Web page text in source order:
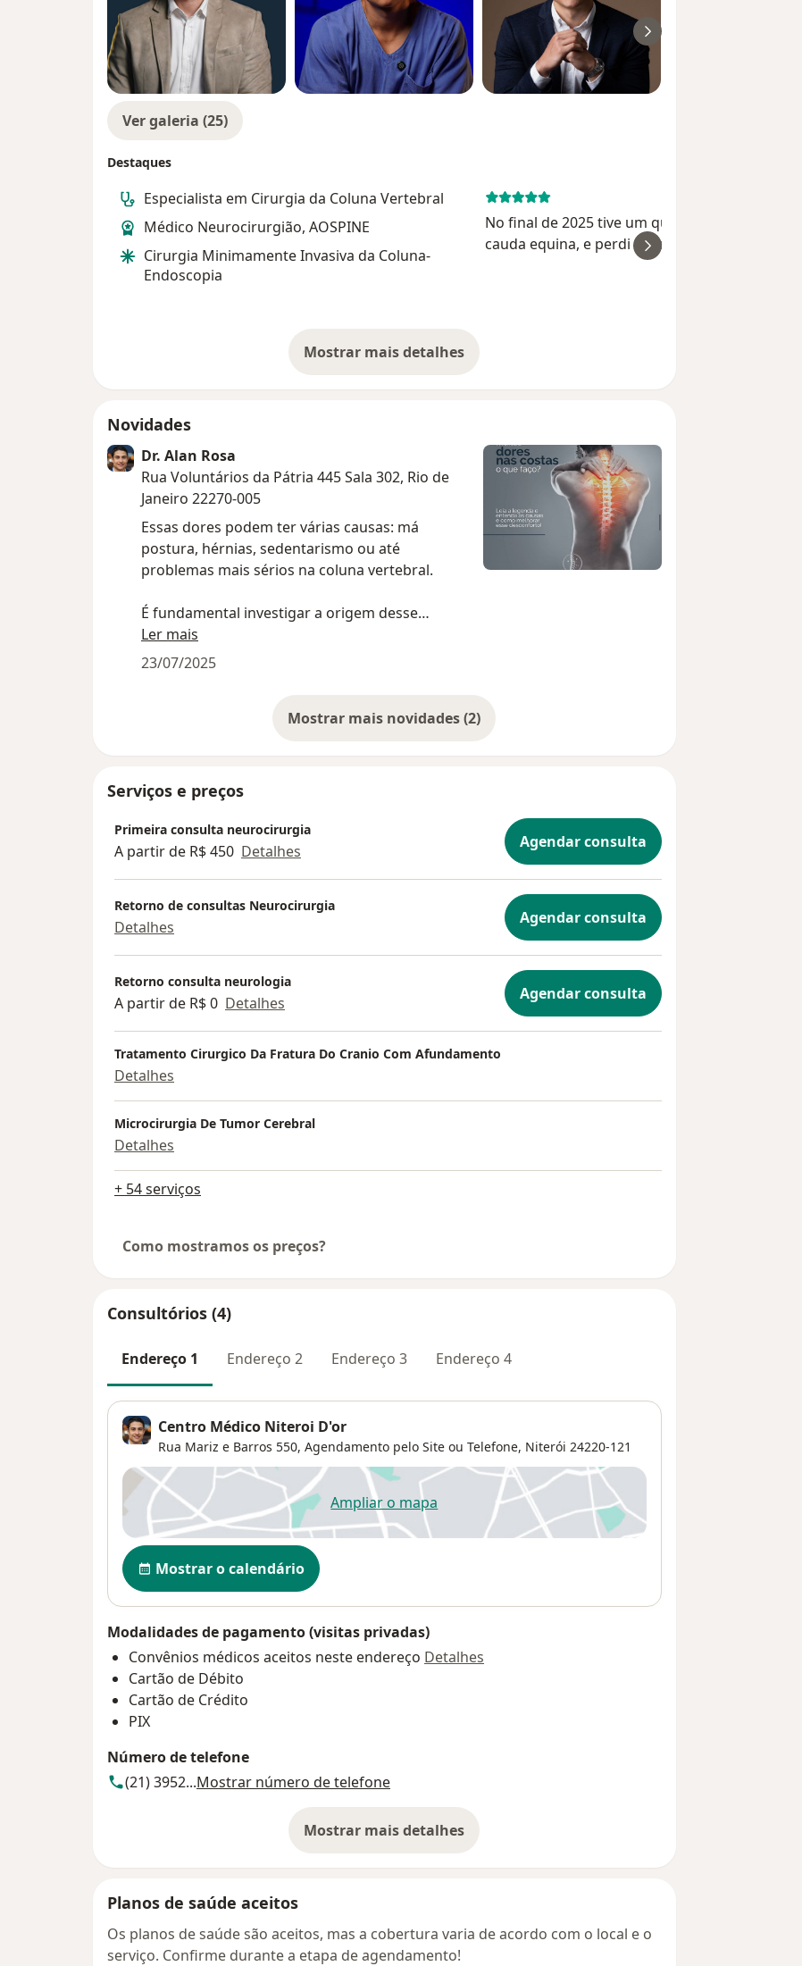
Ver galeria (25)
Destaques
Especialista em Cirurgia da Coluna Vertebral
Médico Neurocirurgião, AOSPINE
Cirurgia Minimamente Invasiva da Coluna-
Endoscopia
No final de 2025 tive um quadro de síndrome da
cauda equina, e perdi a força nas pernas, a
capacidade de andar, e tive um quadro de dor
Mostrar mais detalhes
sobre a experiência
Novidades
Dr. Alan Rosa
Rua Voluntários da Pátria 445 Sala 302, Rio de
Janeiro 22270-005
Essas dores podem ter várias causas: má
postura, hérnias, sedentarismo ou até
problemas mais sérios na coluna vertebral.
É fundamental investigar a origem desse
incômodo para evitar que ele evolua!
tratamento mais adequado.
Sua saúde não pode esperar. Agende uma
avaliação!
Ler mais
23/07/2025
Mostrar mais novidades (2)
Serviços e preços
Primeira consulta neurocirurgia
A partir de R$ 450 Detalhes Agendar consulta
Retorno de consultas Neurocirurgia
Detalhes Agendar consulta
Retorno consulta neurologia
A partir de R$ 0 Detalhes Agendar consulta
Tratamento Cirurgico Da Fratura Do Cranio Com Afundamento
Detalhes
Microcirurgia De Tumor Cerebral
Detalhes
+ 54 serviços
Como mostramos os preços?
Consultórios (4)
Endereço 1 Endereço 2 Endereço 3 Endereço 4
Centro Médico Niteroi D'or
Rua Mariz e Barros 550, Agendamento pelo Site ou Telefone, Niterói 24220-121
Ampliar o mapaabre num novo separador
Disponibilidade
Mostrar o calendário
Modalidades de pagamento (visitas privadas)
Convênios médicos aceitos neste endereço Detalhes
Cartão de Débito
Cartão de Crédito
PIX
Número de telefone
(21) 3952...Mostrar número de telefone
Mostrar mais detalhes
sobre o endereço
Planos de saúde aceitos
Os planos de saúde são aceitos, mas a cobertura varia de acordo com o local e o
serviço. Confirme durante a etapa de agendamento!